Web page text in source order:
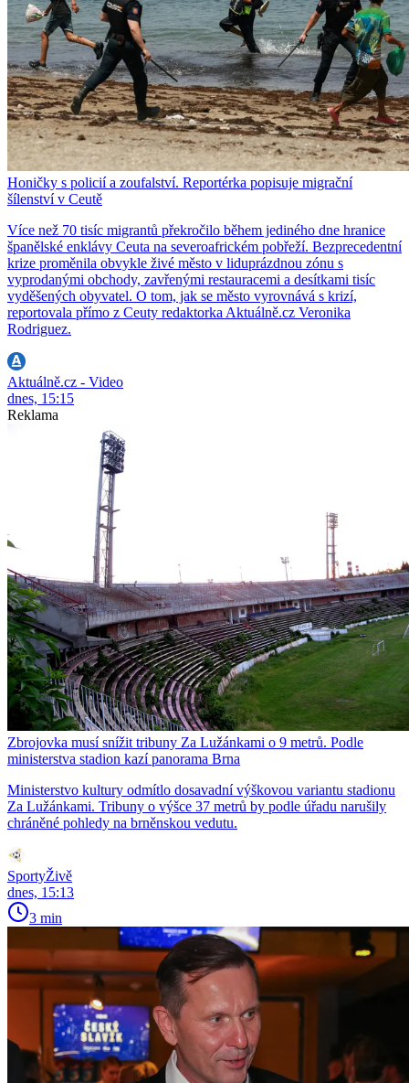
Honičky s policií a zoufalství. Reportérka popisuje migrační
šílenství v Ceutě
Více než 70 tisíc migrantů překročilo během jediného dne hranice
španělské enklávy Ceuta na severoafrickém pobřeží. Bezprecedentní
krize proměnila obvykle živé město v liduprázdnou zónu s
vyprodanými obchody, zavřenými restauracemi a desítkami tisíc
vyděšených obyvatel. O tom, jak se město vyrovnává s krizí,
reportovala přímo z Ceuty redaktorka Aktuálně.cz Veronika
Rodriguez.
Aktuálně.cz - Video
dnes, 15:15
Reklama
Zbrojovka musí snížit tribuny Za Lužánkami o 9 metrů. Podle
ministerstva stadion kazí panorama Brna
Ministerstvo kultury odmítlo dosavadní výškovou variantu stadionu
Za Lužánkami. Tribuny o výšce 37 metrů by podle úřadu narušily
chráněné pohledy na brněnskou vedutu.
SportyŽivě
dnes, 15:13
3 min